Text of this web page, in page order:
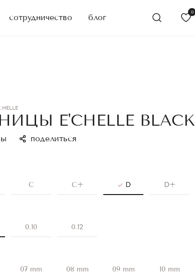
0
сотрудничество блог
E'CHELLE BLACK
поделиться
C C+ D D+
0.10 0.12
07 mm 08 mm 09 mm 10 mm